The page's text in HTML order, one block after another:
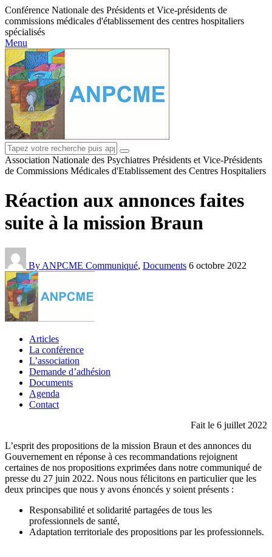
Conférence Nationale des Présidents et Vice-présidents de
commissions médicales d'établissement des centres hospitaliers
spécialisés
Menu
Association Nationale des Psychiatres Présidents et Vice-Présidents
de Commissions Médicales d'Etablissement des Centres Hospitaliers
Réaction aux annonces faites
suite à la mission Braun
By ANPCME Communiqué, Documents 6 octobre 2022
Articles
La conférence
L’association
Demande d’adhésion
Documents
Agenda
Contact
Fait le 6 juillet 2022
L’esprit des propositions de la mission Braun et des annonces du
Gouvernement en réponse à ces recommandations rejoignent
certaines de nos propositions exprimées dans notre communiqué de
presse du 27 juin 2022. Nous nous félicitons en particulier que les
deux principes que nous y avons énoncés y soient présents :
Responsabilité et solidarité partagées de tous les
professionnels de santé,
Adaptation territoriale des propositions par les professionnels.